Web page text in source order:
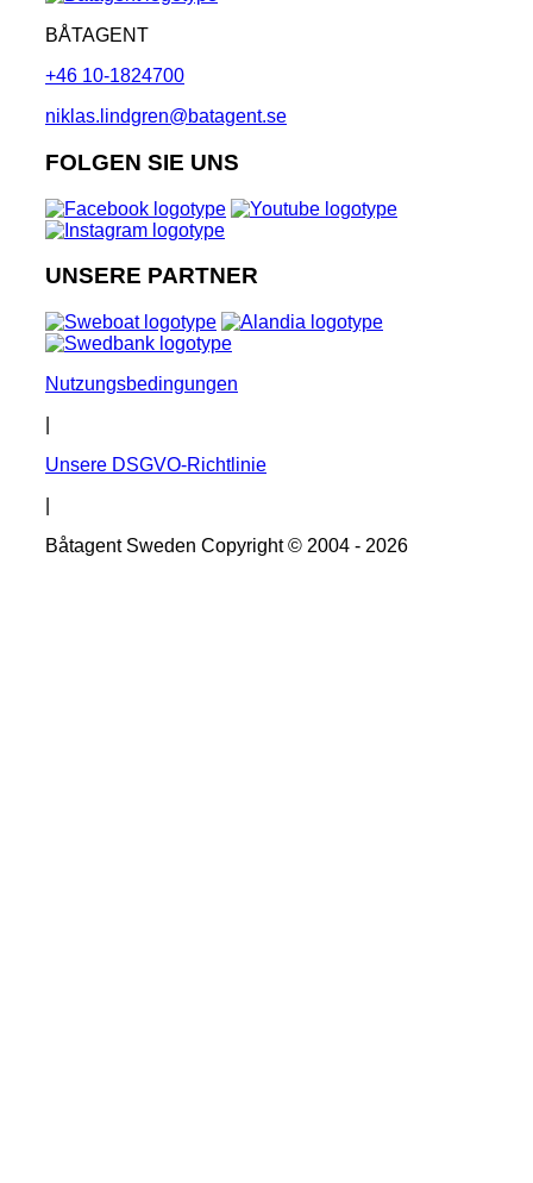
BÅTAGENT
+46 10-1824700
niklas.lindgren@batagent.se
FOLGEN SIE UNS
UNSERE PARTNER
Nutzungsbedingungen
Unsere DSGVO-Richtlinie
Båtagent Sweden Copyright © 2004 - 2026